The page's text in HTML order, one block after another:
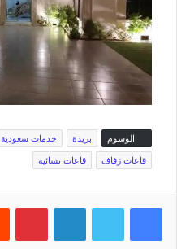
الوسوم بريدة خدمات سعودية
قاعات زفاف قاعات نسائية
فيسبوك لينكدإن بينتيريست